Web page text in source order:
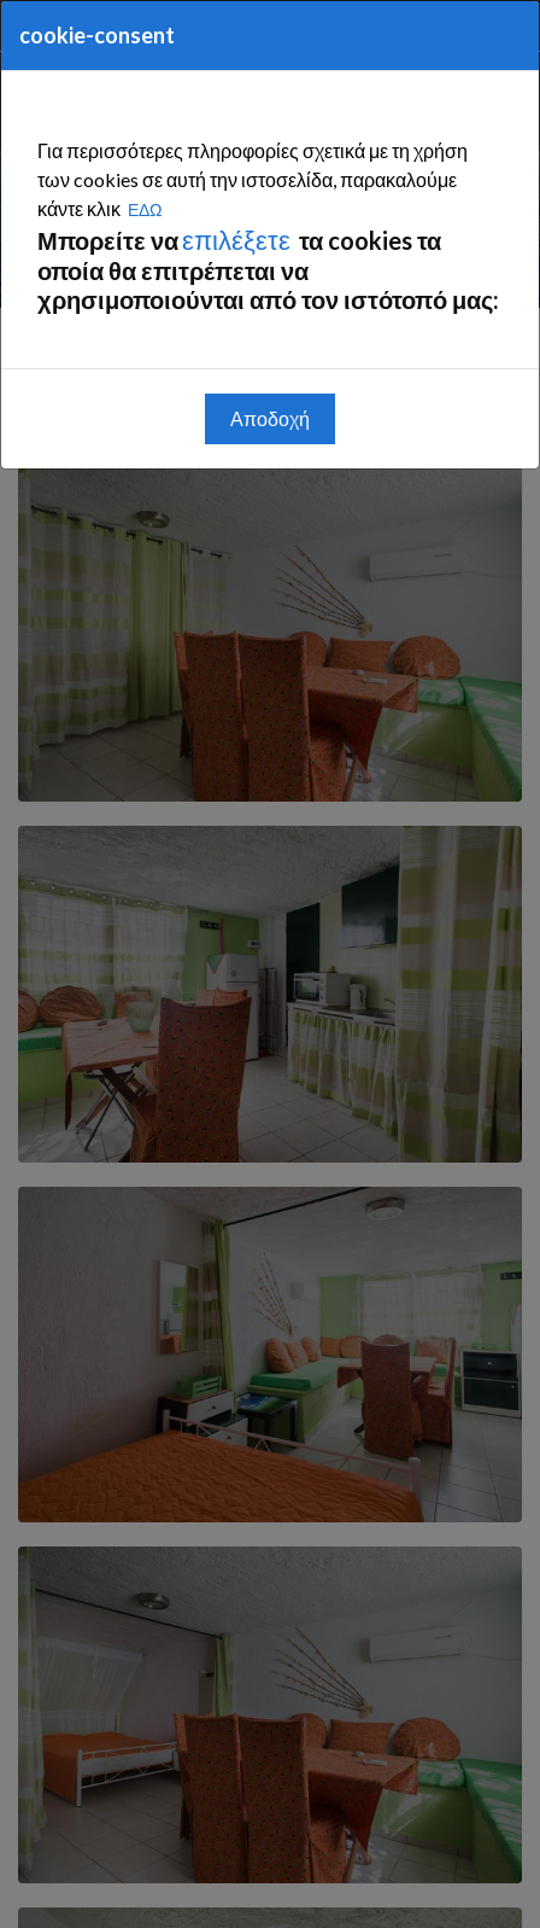
+30 693.66.111.68
Δίκλινα Δωμάτια
Δίκλινα Δωμάτια
Διόνυσος
cookie-consent
Για περισσότερες πληροφορίες σχετικά με τη χρήση
των cookies σε αυτή την ιστοσελίδα, παρακαλούμε
κάντε κλικ ΕΔΩ
Μπορείτε ναεπιλέξετε τα cookies τα
οποία θα επιτρέπεται να
χρησιμοποιούνται από τον ιστότοπό μας:
Αποδοχή